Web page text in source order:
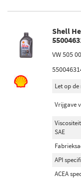
Shell
VW 505
Let op
Vrijgave
SAE
API
ACEA